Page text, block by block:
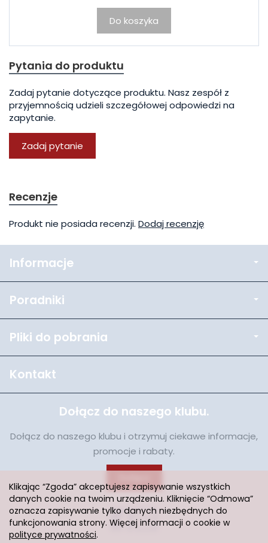
Do koszyka
Pytania do produktu
Zadaj pytanie dotyczące produktu. Nasz zespół z
przyjemnością udzieli szczegółowej odpowiedzi na
zapytanie.
Zadaj pytanie
Recenzje
Produkt nie posiada recenzji. Dodaj recenzję
Informacje
Poradniki
Pliki do pobrania
Kontakt
Dołącz do naszego klubu.
Dołącz do naszego klubu i otrzymuj ciekawe informacje,
promocje i rabaty.
Klikając “Zgoda” akceptujesz zapisywanie wszystkich
danych cookie na twoim urządzeniu. Kliknięcie “Odmowa”
oznacza zapisywanie tylko danych niezbędnych do
funkcjonowania strony. Więcej informacji o cookie w
polityce prywatności.